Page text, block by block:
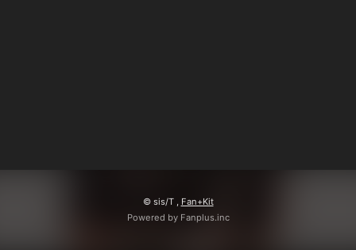
© sis/T , Fan+Kit
Powered by Fanplus.inc